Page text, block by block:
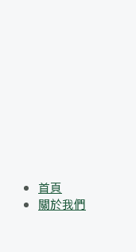
首頁
關於我們